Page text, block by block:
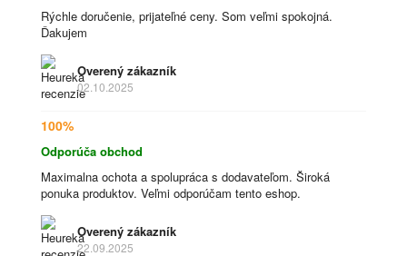
Rýchle doručenie, prijateľné ceny. Som veľmi spokojná.
Ďakujem
Overený zákazník
02.10.2025
100%
Odporúča obchod
Maximalna ochota a spolupráca s dodavateľom. Široká
ponuka produktov. Veľmi odporúčam tento eshop.
Overený zákazník
22.09.2025